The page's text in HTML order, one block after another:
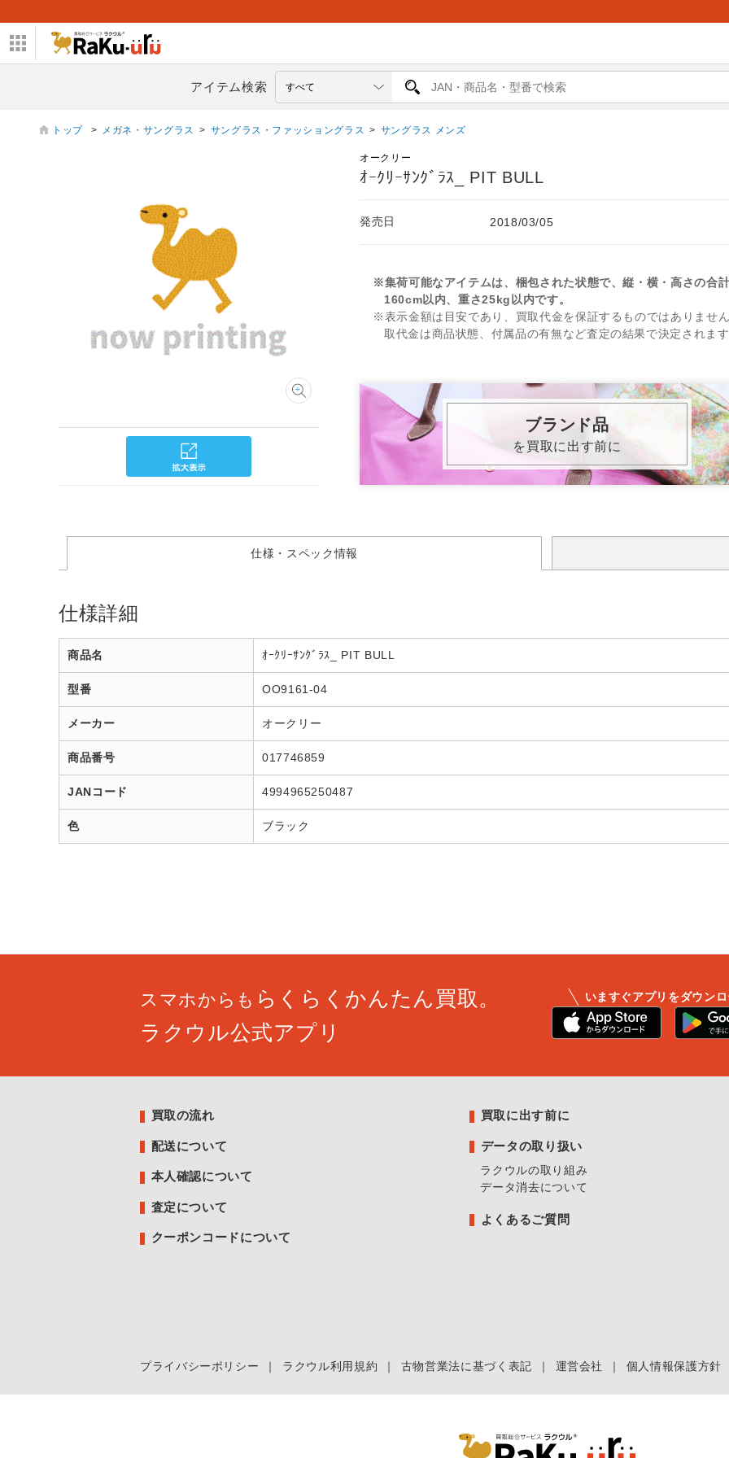
アイテム検索
トップ > メガネ・サングラス > サングラス・ファッショングラス > サングラス メンズ
オークリー
ｵｰｸﾘｰｻﾝｸﾞﾗｽ_ PIT BULL
発売日 2018/03/05
※集荷可能なアイテムは、梱包された状態で、縦・横・高さの合
160cm以内、重さ25kg以内です。
※表示金額は目安であり、買取代金を保証するものではありませ
取代金は商品状態、付属品の有無など査定の結果で決定されま
ブランド品
を買取に出す前に
仕様・スペック情報
仕様詳細
商品名 ｵｰｸﾘｰｻﾝｸﾞﾗｽ_ PIT BULL
型番 OO9161-04
メーカー オークリー
商品番号 017746859
JANコード 4994965250487
色 ブラック
スマホからも らくらくかんたん買取。
ラクウル公式アプリ
いますぐアプリをダウン
買取の流れ
配送について
本人確認について
査定について
クーポンコードについて
買取に出す前に
データの取り扱い
ラクウルの取り組み
データ消去について
よくあるご質問
プライバシーポリシー ｜ ラクウル利用規約 ｜ 古物営業法に基づく表記 ｜ 運営会社 ｜ 個人情報保護方針